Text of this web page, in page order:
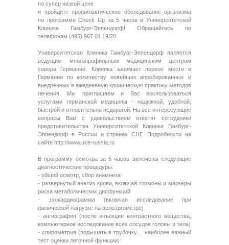
по супер низкой цене
и пройдите профилактическое обследование организма
по программе Check Up за 5 часов в Университетской
Клинике Гамбург-Эппендорф! Обращайтесь по
телефонам (495) 967 01 19/20.
Университетская Клиника Гамбург-Эппендорф является
ведущим многопрофильным медицинским центром
севера Германии. Клиника занимает первое место в
Германии по количеству новейших апробированных и
внедренных в ежедневную клиническую практику методов
лечения. Мы приглашаем и Вас воспользоваться
услугами германской медицины - надежной, удобной,
быстрой и относительно недорогой. На все интересующие
вопросы Вам с удовольствием ответят сотрудники
представительства Университетской Клиники Гамбург-
Эппендорф в России и странах СНГ. Подробности на
сайте http://www.uke-russia.ru
В программу осмотра за 5 часов включены следующие
диагностические процедуры:
- общий осмотр, сбор анамнеза
- развернутый анализ крови, включая гормоны и маркеры
риска метаболических дисфункций
- эхокардиограмма (включая исследование при
физической нагрузке на велоэргометре)
- ангиография (после инъекции контрастного вещества,
компьютерное исследование всех сосудов головы и тела)
- спирометрия (подышать в трубочку… наиболее важный
тест оценки легочной функции)